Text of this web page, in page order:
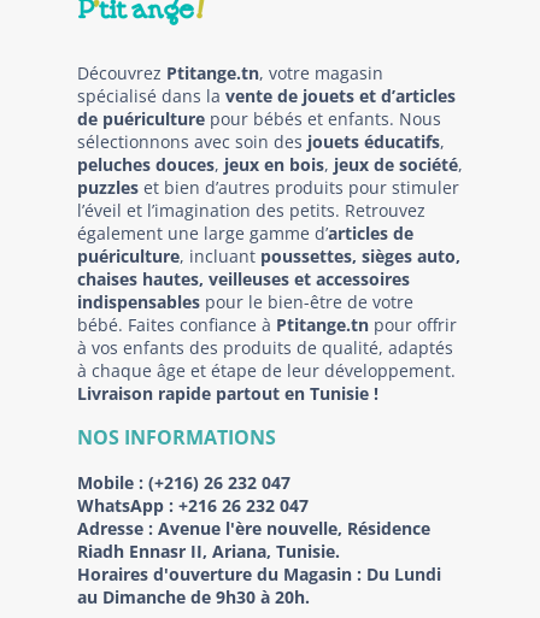
Découvrez Ptitange.tn, votre magasin
spécialisé dans la vente de jouets et d’articles
de puériculture pour bébés et enfants. Nous
sélectionnons avec soin des jouets éducatifs,
peluches douces, jeux en bois, jeux de société,
puzzles et bien d’autres produits pour stimuler
l’éveil et l’imagination des petits. Retrouvez
également une large gamme d’articles de
puériculture, incluant poussettes, sièges auto,
chaises hautes, veilleuses et accessoires
indispensables pour le bien-être de votre
bébé. Faites confiance à Ptitange.tn pour offrir
à vos enfants des produits de qualité, adaptés
à chaque âge et étape de leur développement.
Livraison rapide partout en Tunisie !
NOS INFORMATIONS
Mobile : (+216) 26 232 047
WhatsApp : +216 26 232 047
Adresse : Avenue l'ère nouvelle, Résidence
Riadh Ennasr II, Ariana, Tunisie.
Horaires d'ouverture du Magasin : Du Lundi
au Dimanche de 9h30 à 20h.